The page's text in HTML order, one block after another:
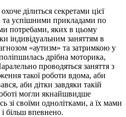
ділиться секретами цієї
успішними прикладами по
потребами, яких в цьому
індивідуальним заняттям в
«аутизм» та затримкою у
дрібна моторика,
проводяться заняття з
такої роботи вдома, аби
аби дітки завдяки такій
могли якнайшвидше
зі своїми однолітками, а їх мами
більш впевнено.